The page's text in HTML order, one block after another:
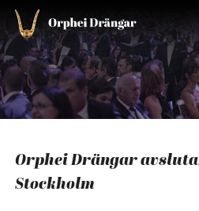
Orphei Drängar
Stockholm